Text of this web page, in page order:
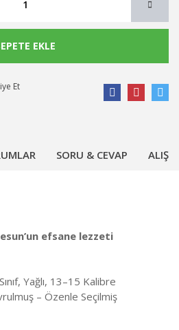
EKLE
Et
SORU & CEVAP
efsane lezzeti
Yağlı, 13–15 Kalibre
– Özenle Seçilmiş